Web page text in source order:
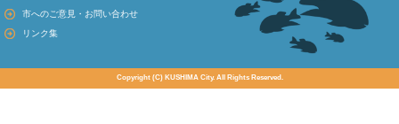
市へのご意見・お問い合わせ
リンク集
Copyright (C) KUSHIMA City. All Rights Reserved.